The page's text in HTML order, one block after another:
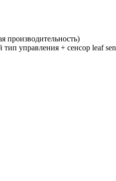
производительность)
тип управления + сенсор leaf